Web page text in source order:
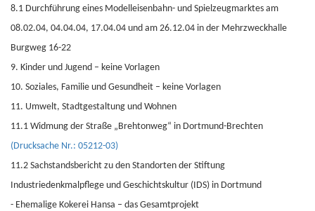
8.1 Durchführung eines Modelleisenbahn- und Spielzeugmarktes am
08.02.04, 04.04.04, 17.04.04 und am 26.12.04 in der Mehrzweckhalle
Burgweg 16-22
9. Kinder und Jugend – keine Vorlagen
10. Soziales, Familie und Gesundheit – keine Vorlagen
11. Umwelt, Stadtgestaltung und Wohnen
11.1 Widmung der Straße „Brehtonweg“ in Dortmund-Brechten
(Drucksache Nr.: 05212-03)
11.2 Sachstandsbericht zu den Standorten der Stiftung
Industriedenkmalpflege und Geschichtskultur (IDS) in Dortmund
- Ehemalige Kokerei Hansa – das Gesamtprojekt